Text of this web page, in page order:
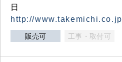
日
http://www.takemichi.co.jp
販売可 工事・取付可